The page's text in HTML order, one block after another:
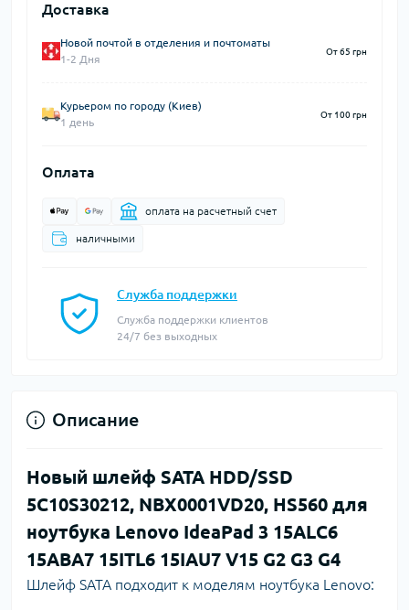
Доставка
Новой почтой в отделения и почтоматы
1-2 Дня
От 65 грн
Курьером по городу (Киев)
1 день
От 100 грн
Оплата
оплата на расчетный счет
наличными
Служба поддержки
Служба поддержки клиентов
24/7 без выходных
Описание
Новый шлейф SATA HDD/SSD
5C10S30212, NBX0001VD20, HS560 для
ноутбука Lenovo IdeaPad 3 15ALC6
15ABA7 15ITL6 15IAU7 V15 G2 G3 G4
Шлейф SATA подходит к моделям ноутбука Lenovo: